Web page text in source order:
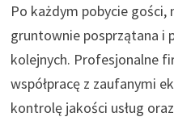
Po każdym pobycie gości,
gruntownie posprzątana i
kolejnych. Profesjonalne
współpracę z zaufanymi
kontrolę jakości usług